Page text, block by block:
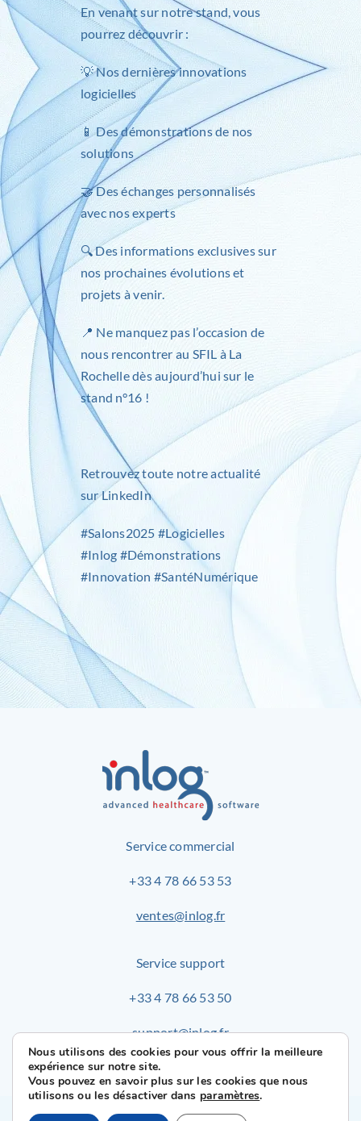
En venant sur notre stand, vous
pourrez découvrir :
💡 Nos dernières innovations
logicielles
📱 Des démonstrations de nos
solutions
🤝 Des échanges personnalisés
avec nos experts
🔍 Des informations exclusives sur
nos prochaines évolutions et
projets à venir.
📍 Ne manquez pas l’occasion de
nous rencontrer au SFIL à La
Rochelle dès aujourd’hui sur le
stand n°16 !
Retrouvez toute notre actualité
surLinkedIn
#Salons2025 #Logicielles
#Inlog #Démonstrations
#Innovation #SantéNumérique
Service commercial
+33 4 78 66 53 53
ventes@inlog.fr
Service support
+33 4 78 66 53 50
support@inlog.fr
Nous utilisons des cookies pour vous offrir la meilleure
expérience sur notre site.
Vous pouvez en savoir plus sur les cookies que nous
utilisons ou les désactiver dans paramètres.